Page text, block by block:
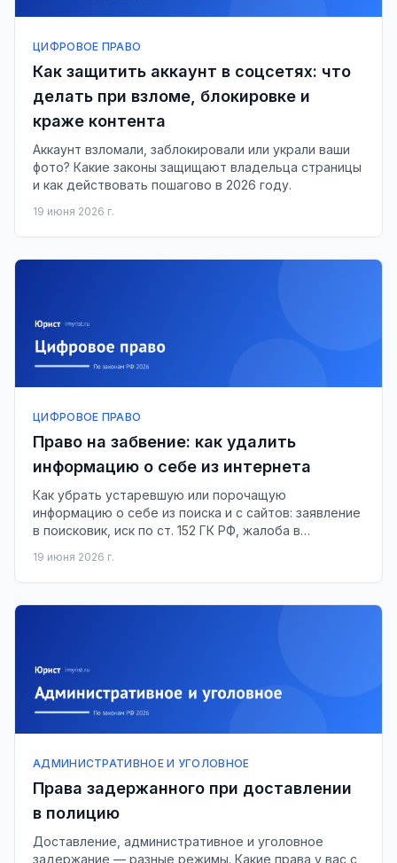
ЦИФРОВОЕ ПРАВО
Как защитить аккаунт в соцсетях: что
делать при взломе, блокировке и
краже контента
Аккаунт взломали, заблокировали или украли ваши
фото? Какие законы защищают владельца страницы
и как действовать пошагово в 2026 году.
19 июня 2026 г.
ЦИФРОВОЕ ПРАВО
Право на забвение: как удалить
информацию о себе из интернета
Как убрать устаревшую или порочащую
информацию о себе из поиска и с сайтов: заявление
в поисковик, иск по ст. 152 ГК РФ, жалоба в
19 июня 2026 г.
АДМИНИСТРАТИВНОЕ И УГОЛОВНОЕ
Права задержанного при доставлении
в полицию
Доставление, административное и уголовное
задержание — разные режимы. Какие права у вас с